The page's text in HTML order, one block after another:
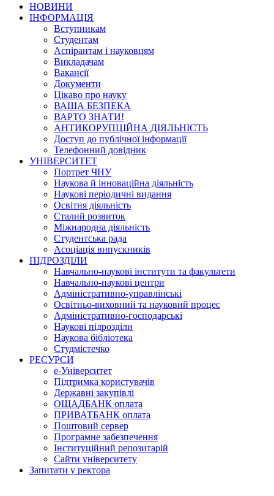
НОВИНИ
ІНФОРМАЦІЯ
Вступникам
Студентам
Аспірантам і науковцям
Викладачам
Вакансії
Документи
Цікаво про науку
ВАША БЕЗПЕКА
ВАРТО ЗНАТИ!
АНТИКОРУПЦІЙНА ДІЯЛЬНІСТЬ
Доступ до публічної інформації
Телефонний довідник
УНІВЕРСИТЕТ
Портрет ЧНУ
Наукова й інноваційна діяльність
Наукові періодичні видання
Освітня діяльність
Сталий розвиток
Міжнародна діяльність
Студентська рада
Асоціація випускників
ПІДРОЗДІЛИ
Навчально-наукові інститути та факультети
Навчально-наукові центри
Адміністративно-управлінські
Освітньо-виховний та науковий процес
Адміністративно-господарські
Наукові підрозділи
Наукова бібліотека
Студмістечко
РЕСУРСИ
е-Університет
Підтримка користувачів
Державні закупівлі
ОЩАДБАНК оплата
ПРИВАТБАНК оплата
Поштовий сервер
Програмне забезпечення
Інституційний репозитарій
Сайти університету
Запитати у ректора